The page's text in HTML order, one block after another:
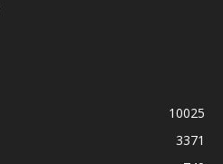
10025
3371